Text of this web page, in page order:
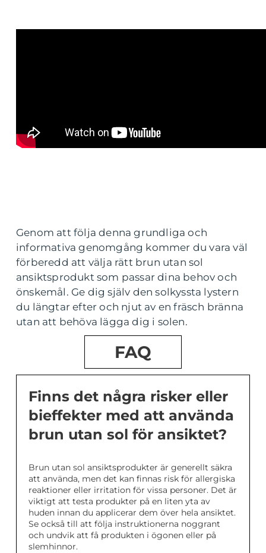
Genom att följa denna grundliga och
informativa genomgång kommer du vara väl
förberedd att välja rätt brun utan sol
ansiktsprodukt som passar dina behov och
önskemål. Ge dig själv den solkyssta lystern
du längtar efter och njut av en fräsch bränna
utan att behöva lägga dig i solen.
FAQ
Finns det några risker eller
bieffekter med att använda
brun utan sol för ansiktet?
Brun utan sol ansiktsprodukter är generellt säkra
att använda, men det kan finnas risk för allergiska
reaktioner eller irritation för vissa personer. Det är
viktigt att testa produkter på en liten yta av
huden innan du applicerar dem över hela ansiktet.
Se också till att följa instruktionerna noggrant
och undvik att få produkten i ögonen eller på
slemhinnor.